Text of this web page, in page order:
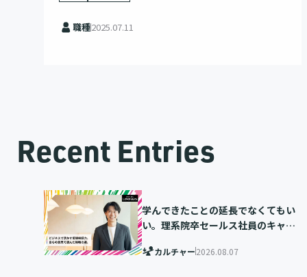
職種2025.07.11
Recent Entries
学んできたことの延長でなくてもい
い。理系院卒セールス社員のキャリ
カルチャー2026.08.07